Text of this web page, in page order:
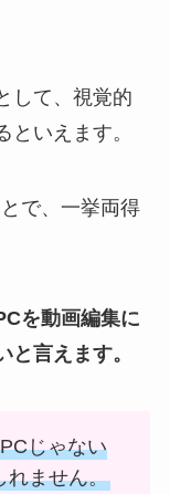
して、視覚的
いえます。
で、一挙両得
を動画編集に
言えます。
じゃない
れません。